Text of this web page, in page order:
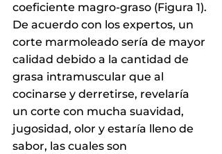
coeficiente magro-graso (Figura 1).
De acuerdo con los expertos, un
corte marmoleado sería de mayor
calidad debido a la cantidad de
grasa intramuscular que al
cocinarse y derretirse, revelaría
un corte con mucha suavidad,
jugosidad, olor y estaría lleno de
sabor, las cuales son